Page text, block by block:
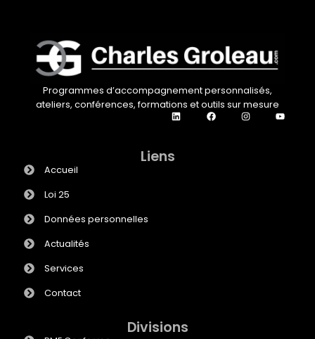
Programmes d’accompagnement personnalisés,
ateliers, conférences, formations et outils sur mesure
Liens
Accueil
Loi 25
Données personnelles
Actualités
Services
Contact
Divisions